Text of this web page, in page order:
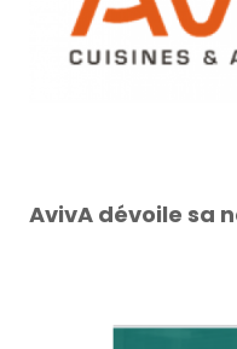
AvivA dévoile sa